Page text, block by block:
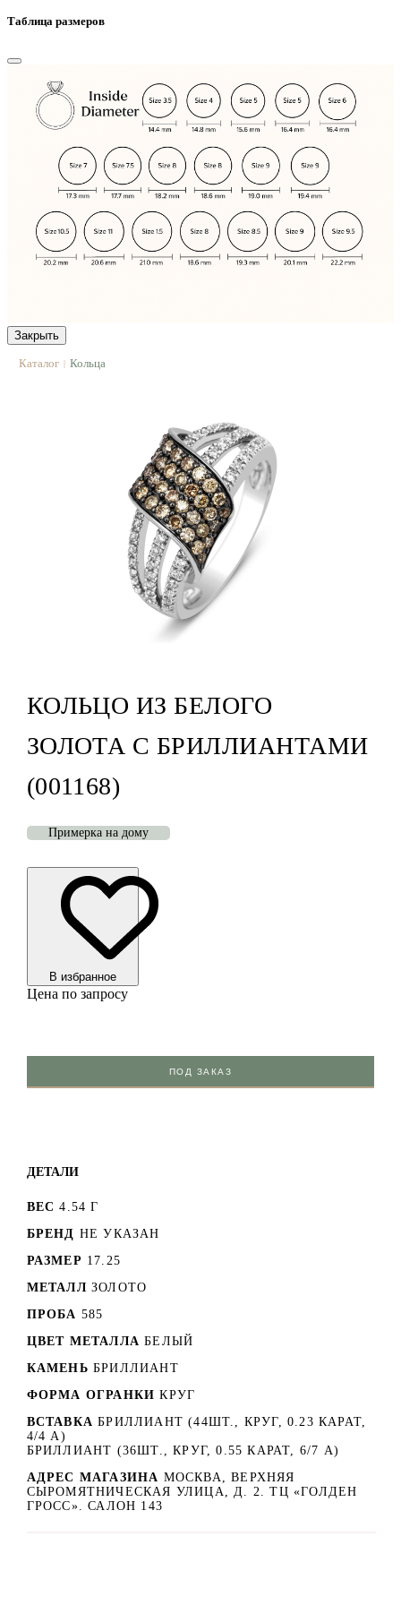
Таблица размеров
Закрыть
Каталог | Кольца
КОЛЬЦО ИЗ БЕЛОГО
ЗОЛОТА С БРИЛЛИАНТАМИ
(001168)
Примерка на дому
В избранноe
Цена по запросу
ПОД ЗАКАЗ
ДЕТАЛИ
ВЕС 4.54 Г
БРЕНД НЕ УКАЗАН
РАЗМЕР 17.25
МЕТАЛЛ ЗОЛОТО
ПРОБА 585
ЦВЕТ МЕТАЛЛА БЕЛЫЙ
КАМЕНЬ БРИЛЛИАНТ
ФОРМА ОГРАНКИ КРУГ
ВСТАВКА БРИЛЛИАНТ (44ШТ., КРУГ, 0.23 КАРАТ,
4/4 А)
БРИЛЛИАНТ (36ШТ., КРУГ, 0.55 КАРАТ, 6/7 A)
АДРЕС МАГАЗИНА МОСКВА, ВЕРХНЯЯ
СЫРОМЯТНИЧЕСКАЯ УЛИЦА, Д. 2. ТЦ «ГОЛДЕН
ГРОСС». САЛОН 143